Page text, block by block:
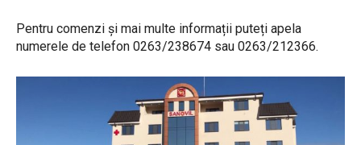
Pentru comenzi și mai multe informații puteți apela
numerele de telefon 0263/238674 sau 0263/212366.